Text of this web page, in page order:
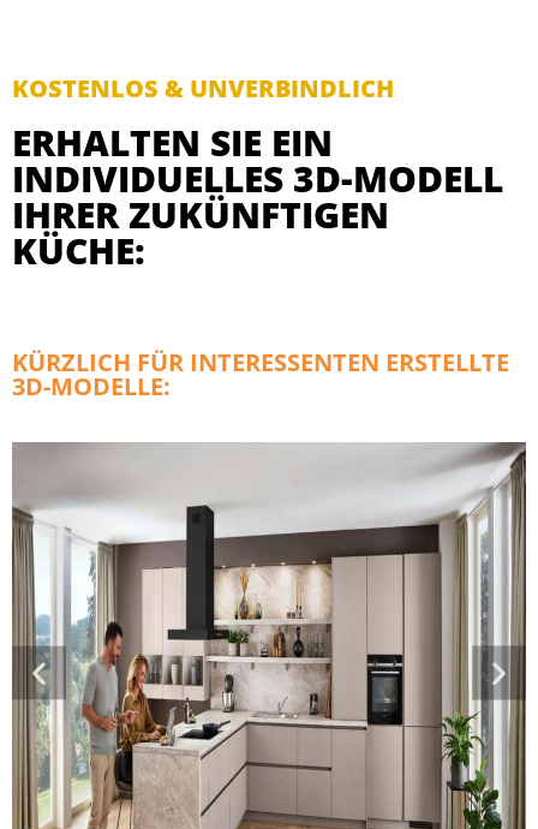
KOSTENLOS & UNVERBINDLICH
ERHALTEN SIE EIN
INDIVIDUELLES 3D-MODELL
IHRER ZUKÜNFTIGEN
KÜCHE:
KÜRZLICH FÜR INTERESSENTEN ERSTELLTE
3D-MODELLE: